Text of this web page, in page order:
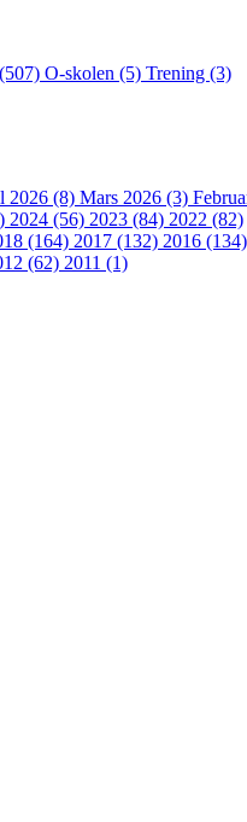
O-skolen (5) Trening (3)
2026 (8) Mars 2026 (3)
2024 (56) 2023 (84) 2022 (82)
(164) 2017 (132) 2016 (134)
(62) 2011 (1)